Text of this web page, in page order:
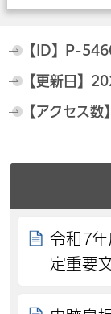
【ID】 P-
【更新日】
【アクセス数】
令和7
定重要